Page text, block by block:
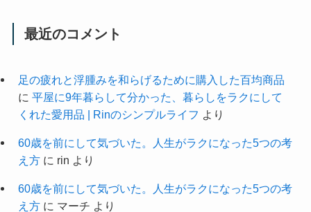
最近のコメント
足の疲れと浮腫みを和らげるために購入した百均商品
に 平屋に9年暮らして分かった、暮らしをラクにして
くれた愛用品 | Rinのシンプルライフ より
60歳を前にして気づいた。人生がラクになった5つの考
え方に rin より
60歳を前にして気づいた。人生がラクになった5つの考
え方に マーチ より